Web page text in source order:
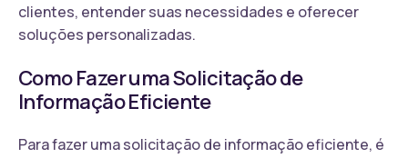
clientes, entender suas necessidades e oferecer
soluções personalizadas.
Como Fazer uma Solicitação de
Informação Eficiente
Para fazer uma solicitação de informação eficiente, é